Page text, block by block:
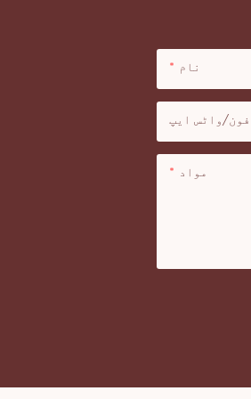
نام
فون/واٹس ایپ
مواد